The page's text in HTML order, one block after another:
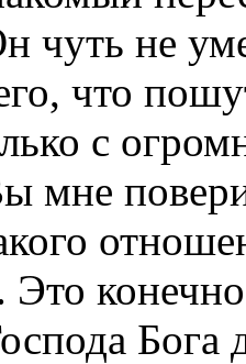
чуть не
что
с
мне
Это
Бога